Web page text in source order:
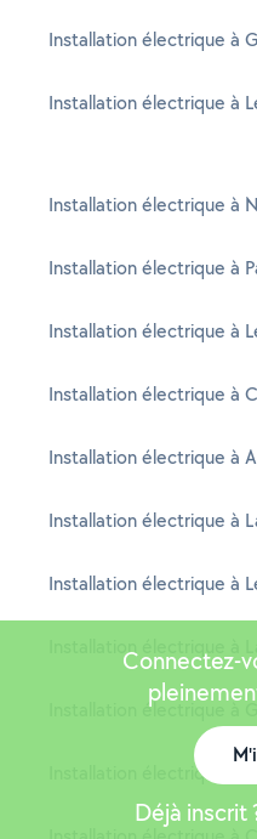
Installation électrique à
Installation électrique à
Installation électrique à
Installation électrique à
Installation électrique à
Installation électrique à
Installation électrique à
Installation électrique à
Installation électrique à
Installation électrique à
Installation électrique à
Installation électrique à
Connectez-
Déjà inscrit